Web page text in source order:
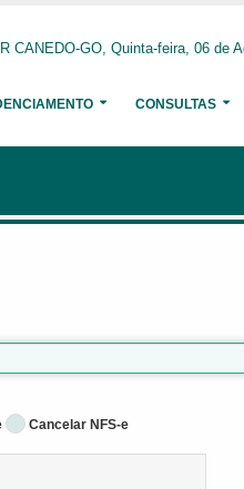
CANEDO-GO, Quinta-feira, 06 de
CONSULTAS
Cancelar NFS-e